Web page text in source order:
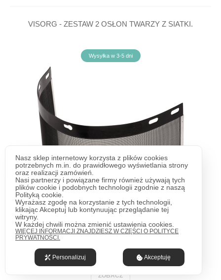
VISORG - ZESTAW 2 OSŁON TWARZY Z SIATKI.
Wysyłka w 3-5 dni
51,06 zł +VAT
62,80 zł brutto
ZOBACZ
Nasz sklep internetowy korzysta z plików cookies
potrzebnych m.in. do prawidłowego wyświetlania strony
oraz realizacji zamówień.
Nasi partnerzy i powiązane firmy również używają tych
plików cookie i podobnych technologii zgodnie z naszą
Polityką cookie.
Wyrażasz zgodę na korzystanie z tych technologii,
klikając Akceptuj lub kontynuując przeglądanie tej
witryny.
W każdej chwili można zmienić ustawienia cookies.
WIĘCEJ INFORMACJI ZNAJDZIESZ W CZĘŚCI O POLITYCE
PRYWATNOŚCI.
Personalizuj Akceptuję